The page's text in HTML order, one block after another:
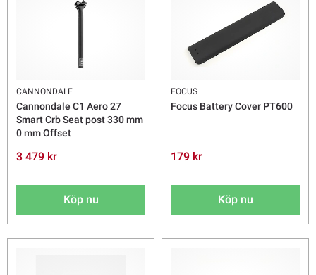
CANNONDALE
Cannondale C1 Aero 27
Smart Crb Seat post 330 mm
0 mm Offset
3 479 kr
Köp nu
FOCUS
Focus Battery Cover PT600
179 kr
Köp nu